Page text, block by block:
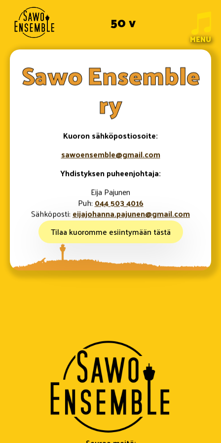
50 v
MENU
Sawo Ensemble
ry
Kuoron sähköpostiosoite:
sawoensemble@gmail.com
Yhdistyksen puheenjohtaja:
Eija Pajunen
Puh:044 503 4016
Sähköposti:eijajohanna.pajunen@gmail.com
Tilaa kuoromme esiintymään tästä